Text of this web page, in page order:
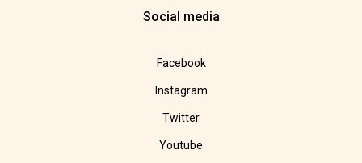
Social media
Facebook
Instagram
Twitter
Youtube